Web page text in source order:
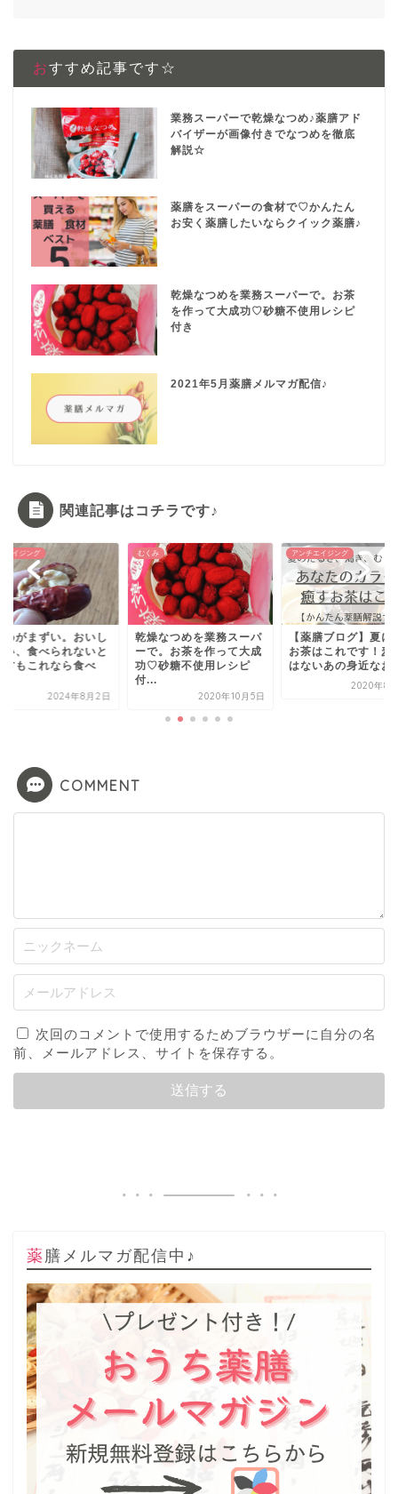
おすすめ記事です☆
業務スーパーで乾燥なつめ♪薬膳アド
バイザーが画像付きでなつめを徹底
解説☆
薬膳をスーパーの食材で♡かんたん
お安く薬膳したいならクイック薬膳♪
乾燥なつめを業務スーパーで。お茶
を作って大成功♡砂糖不使用レシピ
付き
2021年5月薬膳メルマガ配信♪
関連記事はコチラです♪
いし
いと
べ
むくみ
乾燥なつめを業務スーパ
ーで。お茶を作って大成
功♡砂糖不使用レシピ
アンチエイジング
【薬膳ブログ】夏に飲む
お茶はこれです！麦茶で
はないあの身近なお茶♡
アンチ
甘酒
当
ング
か...
COMMENT
次回のコメントで使用するためブラウザーに自分の名
前、メールアドレス、サイトを保存する。
薬膳メルマガ配信中♪